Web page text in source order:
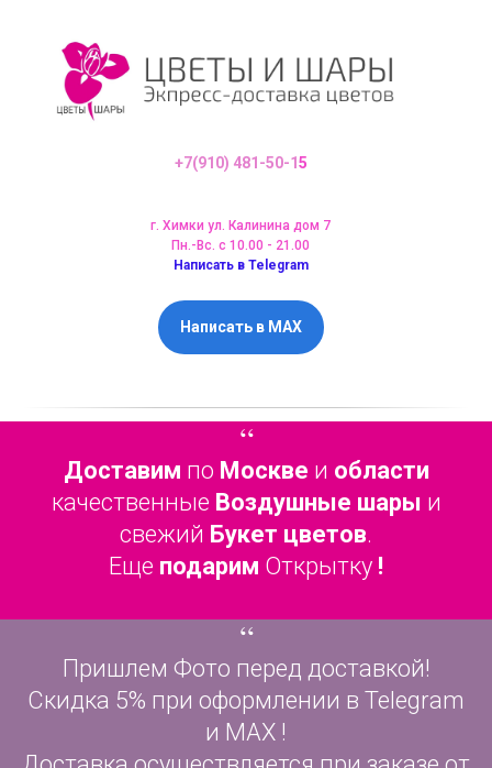
+7(910) 481-50-15
г. Химки ул. Калинина дом 7
Пн.-Вс. с 10.00 - 21.00
Написать в Telegram
Написать в MAX
“
Доставим по Москве и области
качественные Воздушные шары и
свежий Букет цветов.
Еще подарим Открытку !
“
Пришлем Фото перед доставкой!
Скидка 5% при оформлении в Telegram
и MAX !